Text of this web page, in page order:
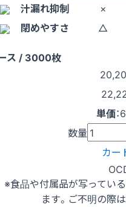
汁漏れ抑制
×
閉めやすさ
△
ス / 3000枚
単価：
数量
カー
※食品や付属品が写ってい
ます。ご不明の際